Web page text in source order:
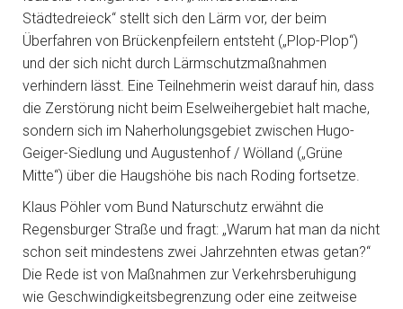
Städtedreieck“ stellt sich den Lärm vor, der beim
Überfahren von Brückenpfeilern entsteht („Plop-Plop“)
und der sich nicht durch Lärmschutzmaßnahmen
verhindern lässt. Eine Teilnehmerin weist darauf hin, dass
die Zerstörung nicht beim Eselweihergebiet halt mache,
sondern sich im Naherholungsgebiet zwischen Hugo-
Geiger-Siedlung und Augustenhof / Wölland („Grüne
Mitte“) über die Haugshöhe bis nach Roding fortsetze.
Klaus Pöhler vom Bund Naturschutz erwähnt die
Regensburger Straße und fragt: „Warum hat man da nicht
schon seit mindestens zwei Jahrzehnten etwas getan?“
Die Rede ist von Maßnahmen zur Verkehrsberuhigung
wie Geschwindigkeitsbegrenzung oder eine zeitweise